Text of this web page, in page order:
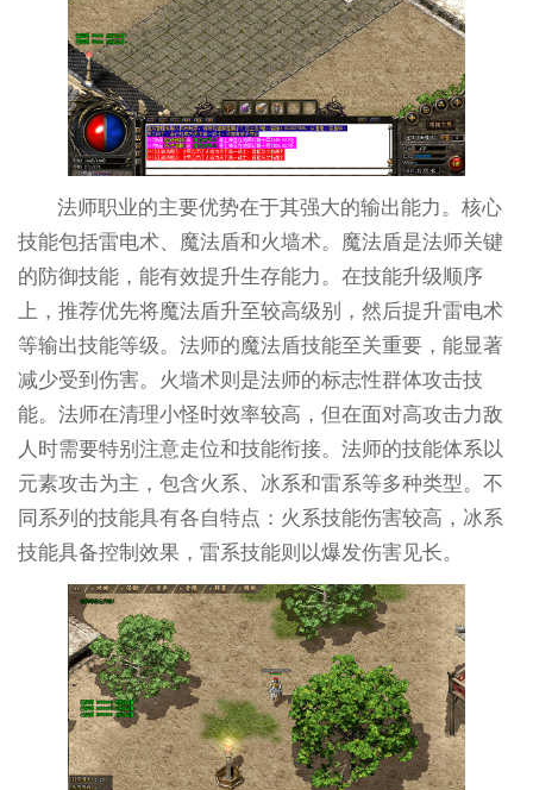
法师职业的主要优势在于其强大的输出能力。核心
技能包括雷电术、魔法盾和火墙术。魔法盾是法师关键
的防御技能，能有效提升生存能力。在技能升级顺序
上，推荐优先将魔法盾升至较高级别，然后提升雷电术
等输出技能等级。法师的魔法盾技能至关重要，能显著
减少受到伤害。火墙术则是法师的标志性群体攻击技
能。法师在清理小怪时效率较高，但在面对高攻击力敌
人时需要特别注意走位和技能衔接。法师的技能体系以
元素攻击为主，包含火系、冰系和雷系等多种类型。不
同系列的技能具有各自特点：火系技能伤害较高，冰系
技能具备控制效果，雷系技能则以爆发伤害见长。